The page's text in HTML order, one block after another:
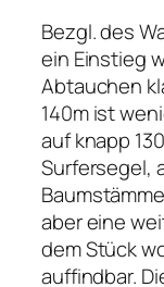
Bezgl. des
ein Einstieg
Abtauchen
140m ist
auf knapp
Surfersegel,
aber eine
dem Stück
auffindbar.